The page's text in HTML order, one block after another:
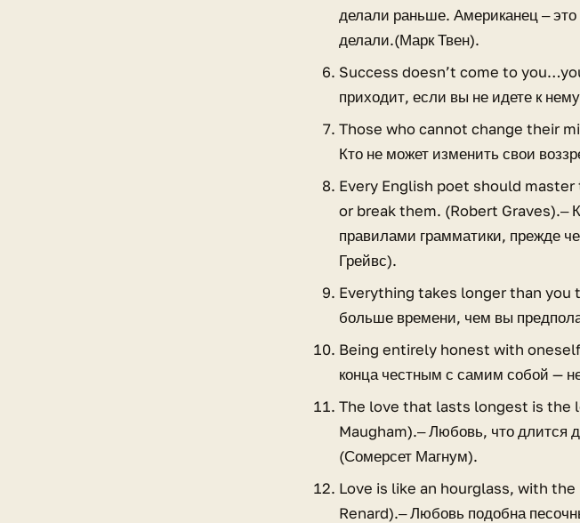
делали раньше. Американец ‒ это
делали.(Марк Твен).
Success doesn’t come to
приходит, если вы не идете к
Those who cannot change their
Кто не может изменить свои
Every English poet should
or break them. (Robert Graves).‒
правилами грамматики, прежде
Грейвс).
Everything takes longer than you
больше времени, чем вы
Being entirely honest with
конца честным с самим собой —
The love that lasts longest is the
Maugham).‒ Любовь, что длится
(Сомерсет Магнум).
Love is like an hourglass, with
Renard).‒ Любовь подобна